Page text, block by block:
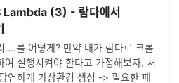
(3) - 람다에서
....를 어떻게? 만약 내가 람다로 크롤
여 실행시켜야 한다고 가정해보자, 처
연하게 가상환경 생성 -> 필요한 패